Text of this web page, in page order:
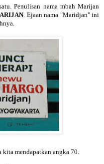
Penulisan nama mbah Marijan
. Ejaan nama "Maridjan" ini
mendapatkan angka 70.